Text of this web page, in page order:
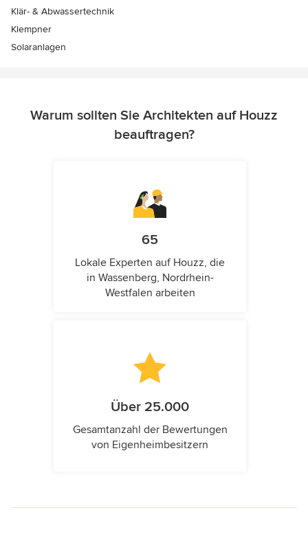
Klär- & Abwassertechnik
Klempner
Solaranlagen
Warum sollten Sie Architekten auf Houzz
beauftragen?
65
Lokale Experten auf Houzz, die
in Wassenberg, Nordrhein-
Westfalen arbeiten
Über 25.000
Gesamtanzahl der Bewertungen
von Eigenheimbesitzern